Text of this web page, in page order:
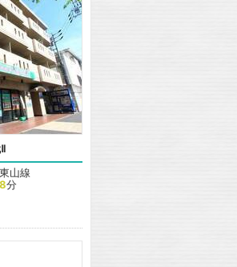
山線
8分